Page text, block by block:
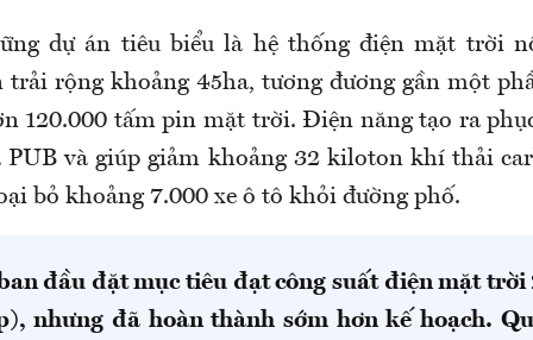
dự án tiêu biểu là hệ thống điện mặt trời
trải rộng khoảng 45ha, tương đương gần một
120.000 tấm pin mặt trời. Điện năng tạo ra
PUB và giúp giảm khoảng 32 kiloton khí thải
bỏ khoảng 7.000 xe ô tô khỏi đường phố.
đầu đặt mục tiêu đạt công suất điện mặt
nhưng đã hoàn thành sớm hơn kế hoạch.